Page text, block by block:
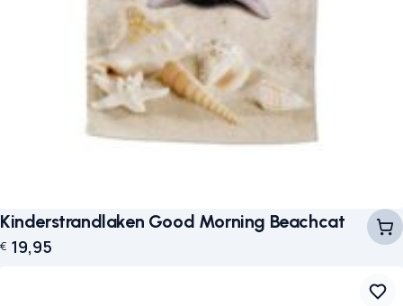
Kinderstrandlaken Good Morning Beachcat
€ 19,95